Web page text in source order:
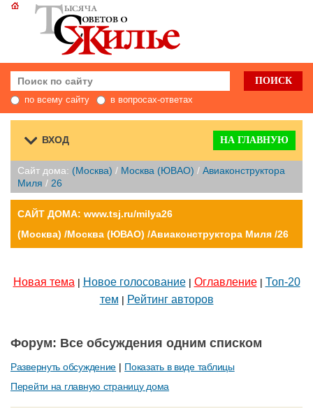
по всему сайту в вопросах-ответах
ВХОД НА ГЛАВНУЮ
Сайт дома: (Москва) / Москва (ЮВАО) / Авиаконструктора
Миля / 26
САЙТ ДОМА: www.tsj.ru/milya26
(Москва) /Москва (ЮВАО) /Авиаконструктора Миля /26
Новая тема | Новое голосование| Оглавление| Топ-20
тем | Рейтинг авторов
Форум: Все обсуждения одним списком
Развернуть обсуждение | Показать в виде таблицы
Перейти на главную страницу дома